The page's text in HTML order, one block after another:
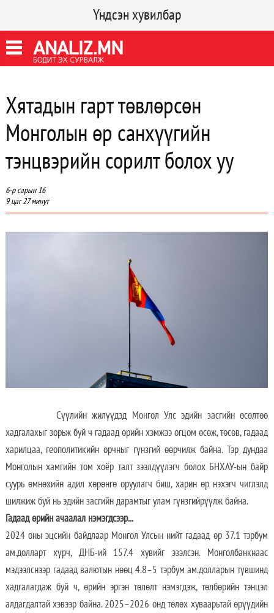
Үндсэн хувилбар
Хятадын гарт төвлөрсөн
Монголын өр санхүүгийн
тэнцвэрийн сорилт болох уу
6-р сарын 16
9 цаг 27 минут
Сүүлийн жилүүдэд Монгол Улс эдийн засгийн өсөлтөө
хадгалахыг зорьж буй ч гадаад өрийн хэмжээ огцом өсөж, төсөв, гадаад
харилцаа, геополитикийн орчныг гүнзгий өөрчилж байна. Тэр дундаа
Монголын хамгийн том хоёр талт зээлдүүлэгч болох БНХАУ-ын байр
суурь өмнөхийн адил хөрөнгө оруулагч биш, харин өр нэхэгч чиглэлд
шилжиж буй нь эдийн засгийн дарамтыг улам гүнзгийрүүлж байна.
Гадаад өрийн ачаалал нэмэгдсээр...
2024 оны эцсийн байдлаар Монгол Улсын нийт гадаад өр 37.1 тэрбум
ам.долларт хүрч, ДНБ-ий 157.4 хувийг эзэлсэн. Монголбанкнаас
мэдээлснээр гадаад валютын нөөц 4.8–5 тэрбум ам.долларын түвшинд
хадгалагдаж буй ч, өрийн эргэн төлөлт нэмэгдэж, төлбөрийн тэнцэл
алдагдалтай хэвээр байна. 2025–2026 онд төлөх хуваарьтай өрүүдийн